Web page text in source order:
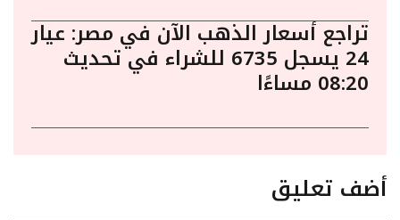
تراجع أسعار الذهب الآن في مصر: عيار
24 يسجل 6735 للشراء في تحديث
08:20 مساءًا
أضف تعليق